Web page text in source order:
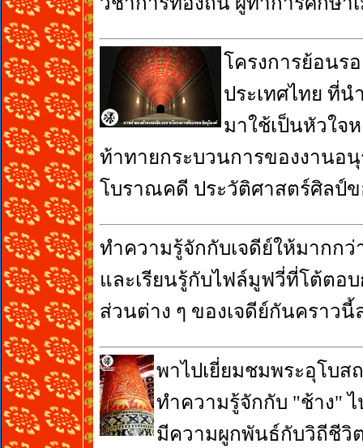
โครงการย้อนร
ประเทศไทย ที่น
มาใช้เป็นหัวใจ
ท้าทายกระบวนการของงานอ
โบราณคดี ประวัติศาสตร์ศิลป์ข
ทำความรู้จักกับเจดีย์ให้มากกว่
และเรียนรู้กับไฟล์มูฟวี่ที่โต้ตอ
ส่วนต่าง ๆ ของเจดีย์กันคราว
พาไปเยี่ยมชมพระอุโบ
ทำความรู้จักกับ "ช้าง"
มีความผูกพันธ์กับวิถีชีวิ